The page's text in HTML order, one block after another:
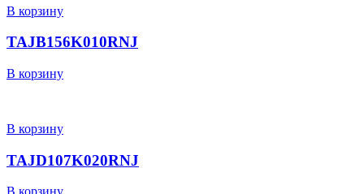
В корзину
TAJB156K010RNJ
В корзину
В корзину
TAJD107K020RNJ